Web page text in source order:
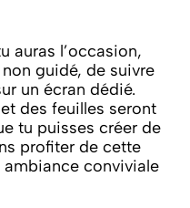
auras l’occasion,
guidé, de suivre
un écran dédié.
des feuilles seront
tu puisses créer de
profiter de cette
conviviale